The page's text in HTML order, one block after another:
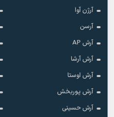
آرژن آوا
آرسن
آرش AP
آرش آرشا
آرش اوستا
آرش پوربخش
آرش حسینی